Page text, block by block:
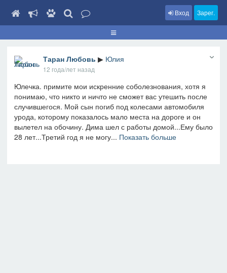
Вход Зарег.
Таран Любовь ▶ Юлия
12 года/лет назад
Юлечка. примите мои искренние соболезнования, хотя я
понимаю, что никто и ничто не сможет вас утешить после
случившегося. Мой сын погиб под колесами автомобиля
урода, которому показалось мало места на дороге и он
вылетел на обочину. Дима шел с работы домой...Ему было
28 лет...Третий год я не могу... Показать больше